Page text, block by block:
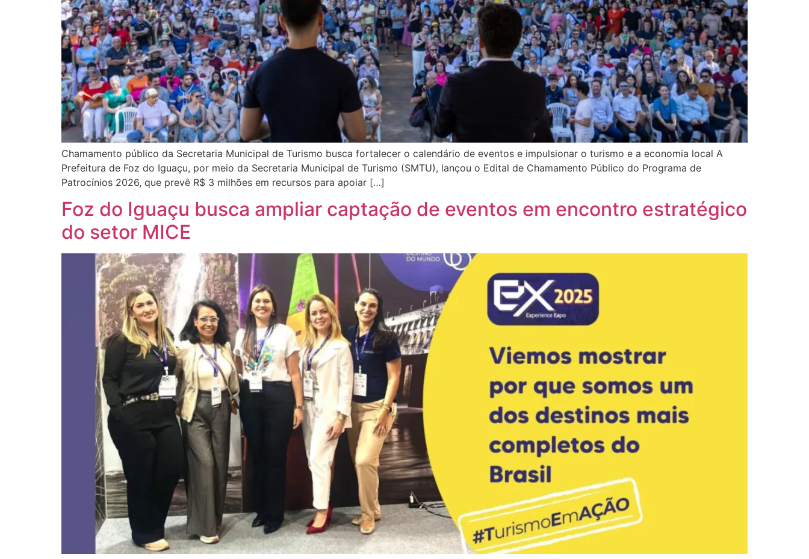
Chamamento público da Secretaria Municipal de Turismo busca fortalecer o calendário de eventos e impulsionar o turismo e a economia local A
Prefeitura de Foz do Iguaçu, por meio da Secretaria Municipal de Turismo (SMTU), lançou o Edital de Chamamento Público do Programa de
Patrocínios 2026, que prevê R$ 3 milhões em recursos para apoiar […]
Foz do Iguaçu busca ampliar captação de eventos em encontro estratégico
do setor MICE